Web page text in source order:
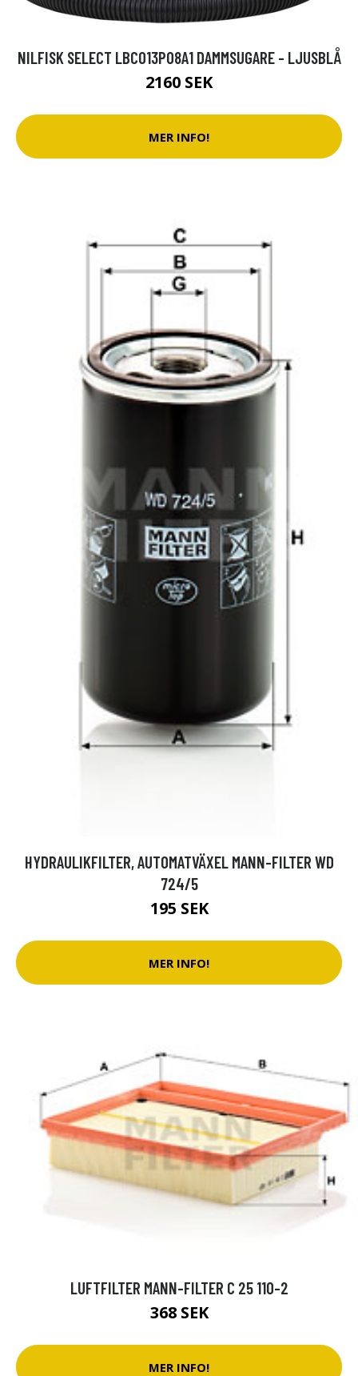
NILFISK SELECT LBCO13P08A1 DAMMSUGARE - LJUSBLÅ
2160 SEK
MER INFO!
HYDRAULIKFILTER, AUTOMATVÄXEL MANN-FILTER WD
724/5
195 SEK
MER INFO!
LUFTFILTER MANN-FILTER C 25 110-2
368 SEK
MER INFO!